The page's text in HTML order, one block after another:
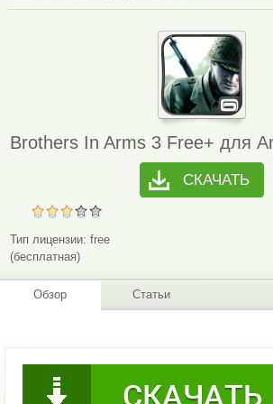
Brothers In Arms 3 Free+ для
СКАЧАТЬ
Тип лицензии: free
(бесплатная)
Обзор Статьи